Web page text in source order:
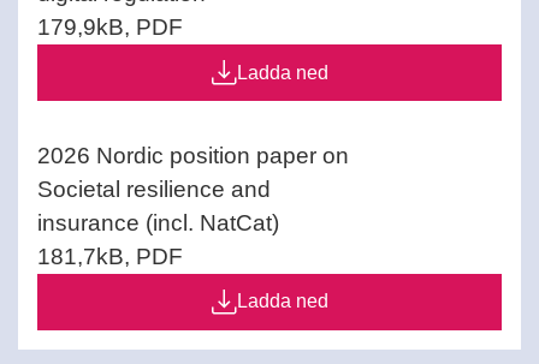
179,9kB, PDF
Ladda ned
2026 Nordic position paper on
Societal resilience and
insurance (incl. NatCat)
181,7kB, PDF
Ladda ned